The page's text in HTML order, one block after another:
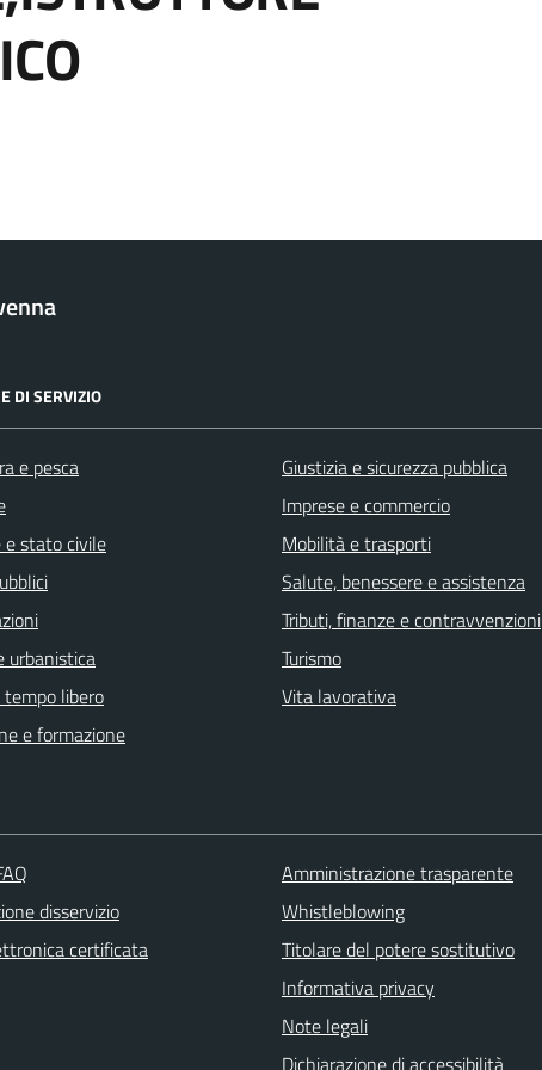
DI SERVIZIO
e pesca
e stato civile
urbanistica
libero
e formazione
Giustizia e sicurezza pubblica
Imprese e commercio
Mobilità e trasporti
Salute, benessere e assistenza
Tributi, finanze e contravvenzioni
Turismo
Vita lavorativa
disservizio
certificata
Amministrazione trasparente
Whistleblowing
Titolare del potere sostitutivo
Informativa privacy
Note legali
Dichiarazione di accessibilità